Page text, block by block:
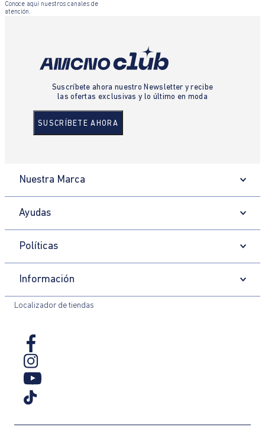
Conoce aquí nuestros canales de
atención.
Suscríbete ahora nuestro Newsletter y recibe
las ofertas exclusivas y lo último en moda
SUSCRÍBETE AHORA
Nuestra Marca
Ayudas
Políticas
Información
Localizador de tiendas